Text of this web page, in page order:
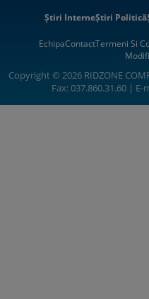
Știri InterneȘtiri Politică
EchipaContactTermeni Si
Copyright © 2026 RIDZONE
Fax: 037.860.31.60 | E-